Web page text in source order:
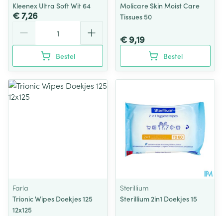
Kleenex Ultra Soft Wit 64
€ 7,26
Bestel
Molicare Skin Moist Care
Tissues 50
€ 9,19
Bestel
Farla
Trionic Wipes Doekjes 125
12x125
Sterillium
Sterillium 2in1 Doekjes 15